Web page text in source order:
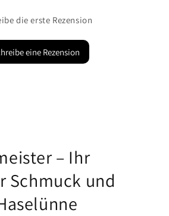
die erste Rezension
eine Rezension
– Ihr
Schmuck und